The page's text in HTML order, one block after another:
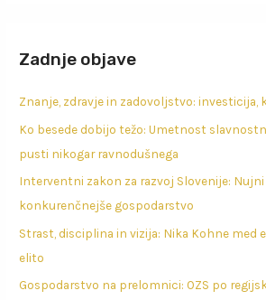
Zadnje objave
Znanje, zdravje in zadovoljstvo: investicija,
Ko besede dobijo težo: Umetnost
pusti nikogar ravnodušnega
Interventni zakon za razvoj Slovenije: Nujni
konkurenčnejše gospodarstvo
Strast, disciplina in vizija: Nika Kohne med
elito
Gospodarstvo na prelomnici: OZS po